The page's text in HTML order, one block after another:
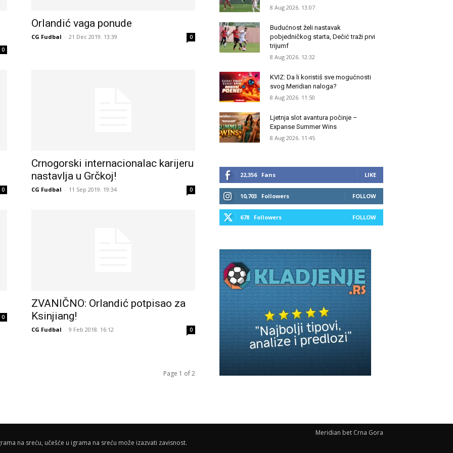
0
Orlandić vaga ponude
CG Fudbal - 21 Dec 2019. 13:39 0
0
Crnogorski internacionalac karijeru
nastavlja u Grčkoj!
CG Fudbal - 11 Sep 2019. 19:34 0
0
ZVANIČNO: Orlandić potpisao za
Ksinjiang!
CG Fudbal - 9 Feb 2018. 16:12 0
Page 1 of 2
8 Aug 2026. 13:07
Budućnost želi nastavak
pobjedničkog starta, Dečić traži prvi
trijumf
8 Aug 2026. 12:32
KVIZ: Da li koristiš sve mogućnosti
svog Meridian naloga?
8 Aug 2026. 11:50
Ljetnja slot avantura počinje –
Expanse Summer Wins
8 Aug 2026. 11:45
22,356 Fans LIKE
10,703 Followers FOLLOW
678 Followers FOLLOW
Meridian bet Crna Gora
na sreću, učešće u igrama na sreću može izazvati zavisnost.